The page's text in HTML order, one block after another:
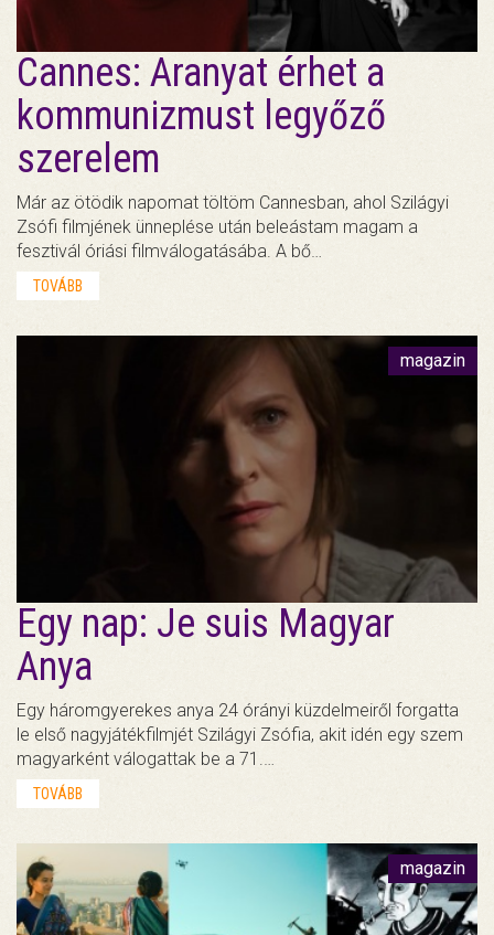
Cannes: Aranyat érhet a
kommunizmust legyőző
szerelem
Már az ötödik napomat töltöm Cannesban, ahol Szilágyi
Zsófi filmjének ünneplése után beleástam magam a
fesztivál óriási filmválogatásába. A bő…
TOVÁBB
magazin
Egy nap: Je suis Magyar
Anya
Egy háromgyerekes anya 24 órányi küzdelmeiről forgatta
le első nagyjátékfilmjét Szilágyi Zsófia, akit idén egy szem
magyarként válogattak be a 71.…
TOVÁBB
magazin